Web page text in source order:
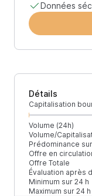
Données
Détails
Capitalisation
Volume (24h)
Volume/
Prédominance
Offre en
Offre Totale
Évaluation après
Minimum sur 24 h
Maximum sur 24 h